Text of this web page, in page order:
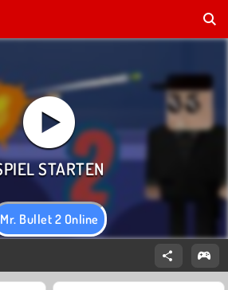
Mr. Bullet 2 Online